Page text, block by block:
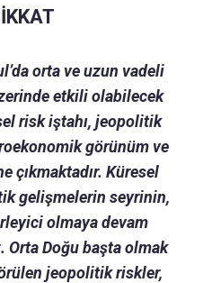
orta ve uzun vadeli
etkili olabilecek
risk iştahı, jeopolitik
görünüm ve
çıkmaktadır. Küresel
gelişmelerin seyrinin,
olmaya devam
Doğu başta olmak
jeopolitik riskler,